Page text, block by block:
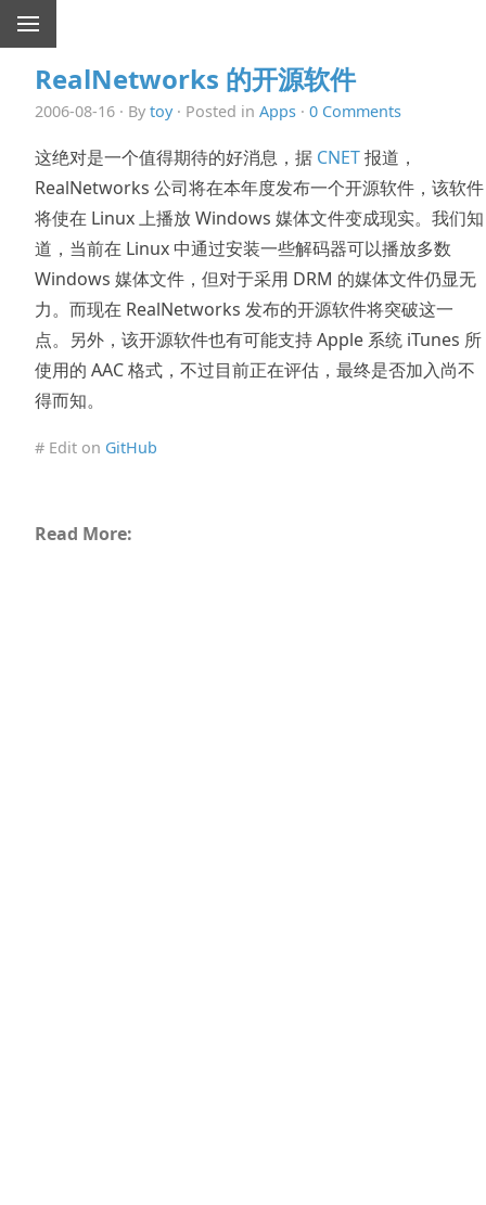
RealNetworks 的开源软件
2006-08-16 · By toy· Posted in Apps · 0 Comments
这绝对是一个值得期待的好消息，据 CNET报道，
RealNetworks 公司将在本年度发布一个开源软件，该软件
将使在 Linux 上播放 Windows 媒体文件变成现实。我们知
道，当前在 Linux 中通过安装一些解码器可以播放多数
Windows 媒体文件，但对于采用 DRM 的媒体文件仍显无
力。而现在 RealNetworks 发布的开源软件将突破这一
点。另外，该开源软件也有可能支持 Apple 系统 iTunes 所
使用的 AAC 格式，不过目前正在评估，最终是否加入尚不
得而知。
# Edit on GitHub
Read More: